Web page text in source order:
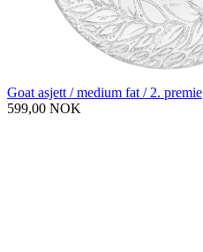
Goat asjett / medium fat / 2. premie
599,00 NOK